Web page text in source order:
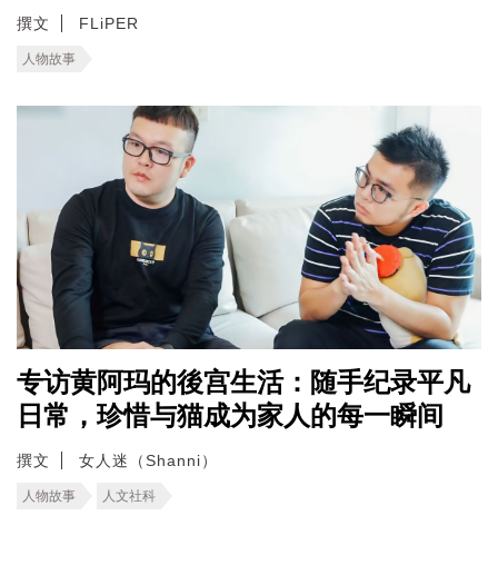
撰文 FLiPER
人物故事
专访黄阿玛的後宫生活：随手纪录平凡
日常，珍惜与猫成为家人的每一瞬间
撰文 女人迷（Shanni）
人物故事 人文社科